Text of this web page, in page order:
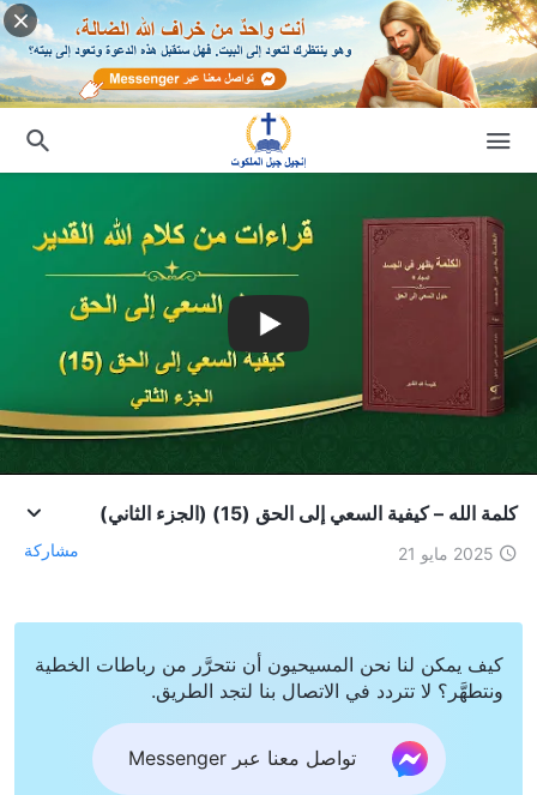
كلمة الله – كيفية السعي إلى الحق (15) (الجزء الثاني)
2025 مايو 21 مشاركة
كيف يمكن لنا نحن المسيحيون أن نتحرَّر من رباطات الخطية
ونتطهَّر؟ لا تتردد في الاتصال بنا لتجد الطريق.
تواصل معنا عبر Messenger